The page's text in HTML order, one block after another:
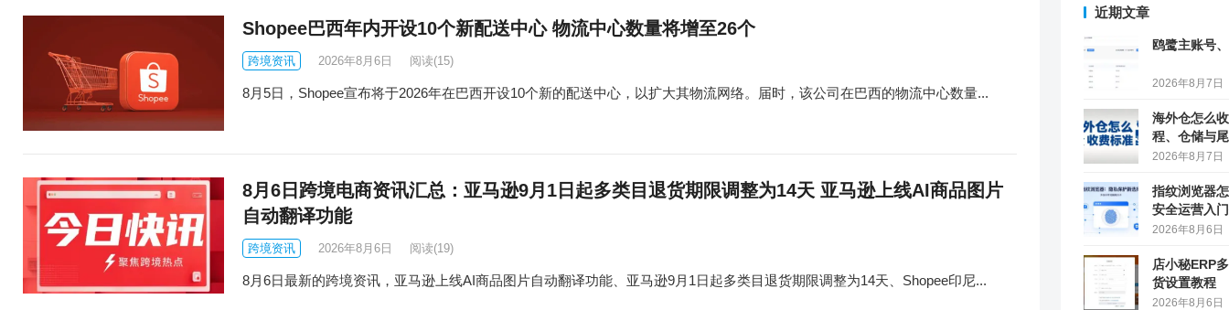
Shopee巴西年内开设10个新配送中心 物流中心数量将增至26个
跨境资讯 2026年8月6日 阅读(15)
8月5日，Shopee宣布将于2026年在巴西开设10个新的配送中心，以扩大其物流网络。届时，该公司在巴西的物流中心数量...
8月6日跨境电商资讯汇总：亚马逊9月1日起多类目退货期限调整为14天 亚马逊上线AI商品图片
自动翻译功能
跨境资讯 2026年8月6日 阅读(19)
8月6日最新的跨境资讯，亚马逊上线AI商品图片自动翻译功能、亚马逊9月1日起多类目退货期限调整为14天、Shopee印尼...
近期文章
鸥鹭主账号
2026年8月7日
海外仓怎么
程、仓储与
2026年8月7日
指纹浏览器
安全运营入
2026年8月6日
店小秘ERP
货设置教程
2026年8月6日